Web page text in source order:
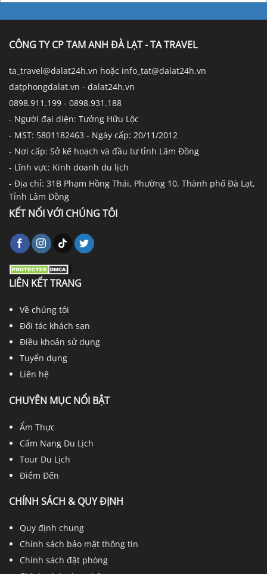
CÔNG TY CP TAM ANH ĐÀ LẠT - TA TRAVEL
ta_travel@dalat24h.vn hoặc info_tat@dalat24h.vn
datphongdalat.vn - dalat24h.vn
0898.911.199 - 0898.931.188
- Người đại diện: Tưởng Hữu Lộc
- MST: 5801182463 - Ngày cấp: 20/11/2012
- Nơi cấp: Sở kế hoạch và đầu tư tỉnh Lâm Đồng
- Lĩnh vực: Kinh doanh du lịch
- Địa chỉ: 31B Phạm Hồng Thái, Phường 10, Thành phố Đà Lạt,
Tỉnh Lâm Đồng
KẾT NỐI VỚI CHÚNG TÔI
LIÊN KẾT TRANG
Về chúng tôi
Đối tác khách sạn
Điều khoản sử dụng
Tuyển dụng
Liên hệ
CHUYÊN MỤC NỔI BẬT
Ẩm Thực
Cẩm Nang Du Lịch
Tour Du Lịch
Điểm Đến
CHÍNH SÁCH & QUY ĐỊNH
Quy định chung
Chính sách bảo mật thông tin
Chính sách đặt phòng